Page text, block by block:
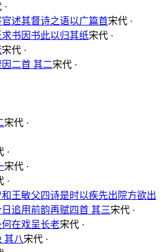
·
述其督诗之语以广篇首宋代 ·
书因书此以归其纸宋代 ·
宋代 ·
二首 其二宋代 ·
宋代 ·
·
宋代 ·
·
王敏父四诗是时以疾先出院方欲出
追用前韵再赋四首 其三宋代 ·
在戏呈长老宋代 ·
其八宋代 ·